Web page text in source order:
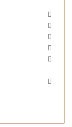





